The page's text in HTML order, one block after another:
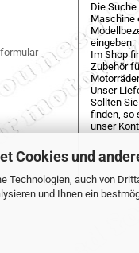
Cookies und
Technologien, auch von
und Ihnen ein
Die
Maschine
eingeben.
Im Shop
Zubehör
Unser
Sollten
finden, so
unser